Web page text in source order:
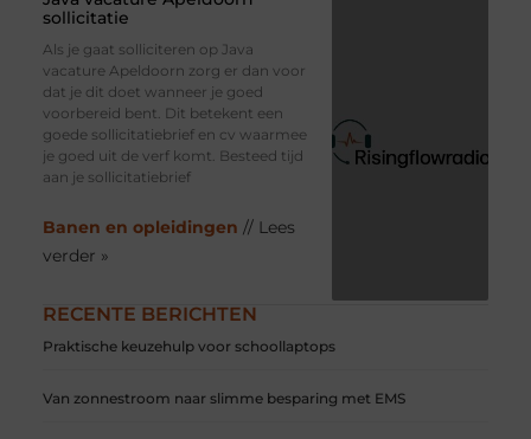
RECENTE BERICHTEN
Praktische keuzehulp voor schoollaptops
Van zonnestroom naar slimme besparing met EMS
sollicitatie
Als je gaat solliciteren op Java
vacature Apeldoorn zorg er dan voor
dat je dit doet wanneer je goed
voorbereid bent. Dit betekent een
goede sollicitatiebrief en cv waarmee
je goed uit de verf komt. Besteed tijd
aan je sollicitatiebrief
Banen en opleidingen // Lees
verder »